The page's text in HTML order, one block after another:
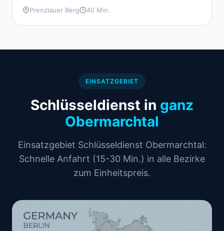
Prenzlauer Berg 40 Min.
EINSATZGEBIET
Schlüsseldienst in ganz
Obermarchtal
Einsatzgebiet Schlüsseldienst Obermarchtal:
Schnelle Anfahrt (15-30 Min.) in alle Bezirke
zum Einheitspreis.